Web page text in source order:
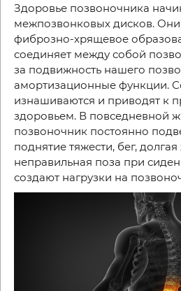
Здоровье позвоночника
межпозвонковых дисков.
фиброзно-хрящевое
соединяет между собой
за подвижность нашего
амортизационные функции.
изнашиваются и приводят к
здоровьем. В повседневной
позвоночник постоянно
поднятие тяжести, бег, долгая
неправильная поза при
создают нагрузки на